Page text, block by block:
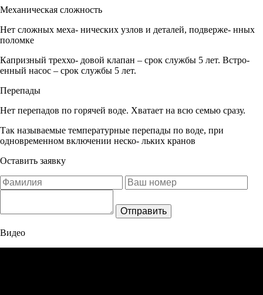
Механическая сложность
Нет сложных меха- нических узлов и деталей, подверже- нных
поломке
Капризный треххо- довой клапан – срок службы 5 лет. Встро-
енный насос – срок службы 5 лет.
Перепады
Нет перепадов по горячей воде. Хватает на всю семью сразу.
Так называемые температурные перепады по воде, при
одновременном включении неско- льких кранов
Оставить заявку
Отправить
Видео